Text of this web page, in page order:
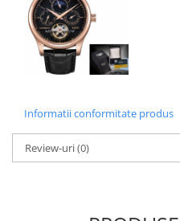
Informatii conformitate produs
Review-uri(0)